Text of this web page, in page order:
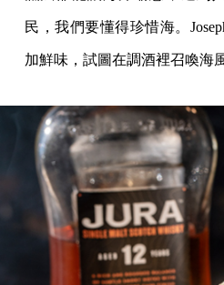
民，我們要懂得珍惜海。
加鮮味，試圖在調酒裡召喚海風